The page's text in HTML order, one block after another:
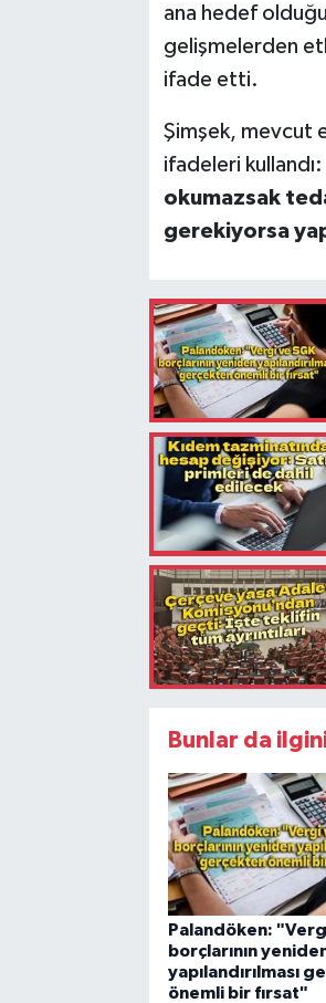
ana hedef
gelişmelerden
ifade etti.
Şimşek, mevcut
ifadeleri kullandı:
okumazsak
gerekiyorsa
Bunlar da
Palandöken:
borçlarının
yapılandırılması
önemli bir fırsat"